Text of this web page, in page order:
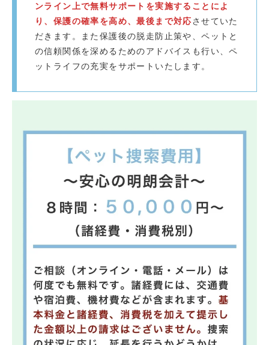
ンライン上で無料サポートを実施することによ
り、保護の確率を高め、最後まで対応させていた
だきます。また保護後の脱走防止策や、ペットと
の信頼関係を深めるためのアドバイスも行い、ペ
ットライフの充実をサポートいたします。